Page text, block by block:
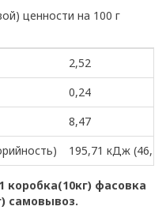
ценности на 100 г
2,52
0,24
8,47
195,71 кДж (46,12
фасовка
самовывоз.